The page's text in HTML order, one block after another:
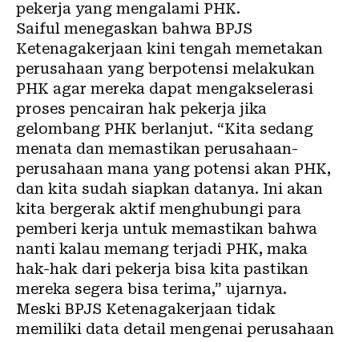
pekerja yang mengalami PHK.
Saiful menegaskan bahwa BPJS
Ketenagakerjaan kini tengah memetakan
perusahaan yang berpotensi melakukan
PHK agar mereka dapat mengakselerasi
proses pencairan hak pekerja jika
gelombang PHK berlanjut. “Kita sedang
menata dan memastikan perusahaan-
perusahaan mana yang potensi akan PHK,
dan kita sudah siapkan datanya. Ini akan
kita bergerak aktif menghubungi para
pemberi kerja untuk memastikan bahwa
nanti kalau memang terjadi PHK, maka
hak-hak dari pekerja bisa kita pastikan
mereka segera bisa terima,” ujarnya.
Meski BPJS Ketenagakerjaan tidak
memiliki data detail mengenai perusahaan